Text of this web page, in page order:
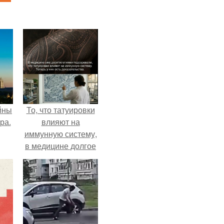
То, что татуировки
влияют на
иммунную систему,
в медицине долгое
время
рассматривалось
лишь как гипотеза.